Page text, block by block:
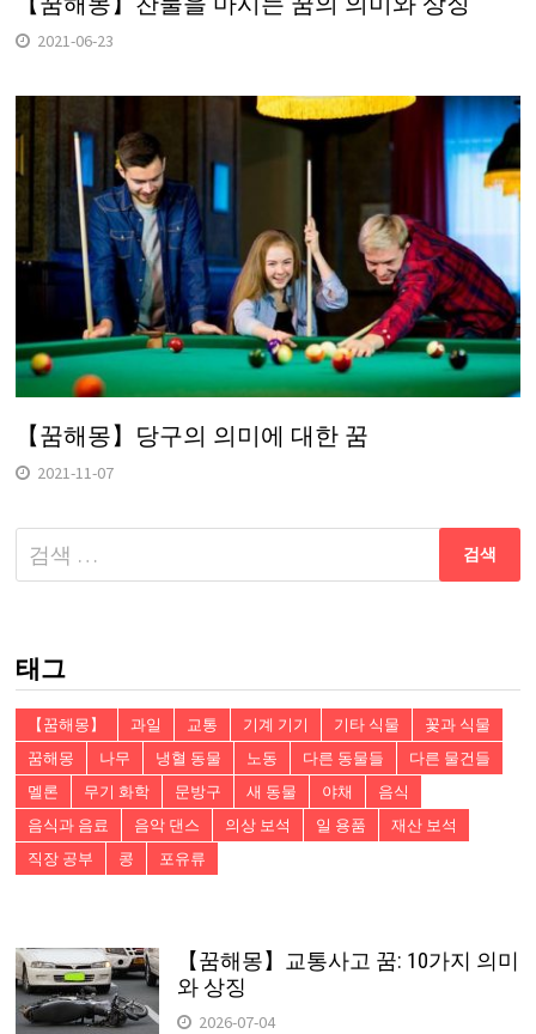
2021-06-23
【꿈해몽】당구의 의미에 대한 꿈
2021-11-07
다
음
태그
【꿈해몽】 과일 교통 기계 기기 기타 식물
꽃과 식물
꿈해몽
나무 냉혈 동물 노동 다른 동물들
다른 물건들
멜론
무기 화학 문방구 새 동물 야채
음식
음식과 음료
음악 댄스 의상 보석 일 용품
재산 보석
직장 공부
콩 포유류
【꿈해몽】교통사고 꿈: 10가지 의미
와 상징
2026-07-04